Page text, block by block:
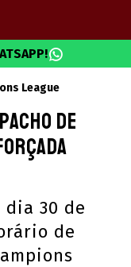
League
de
dia 30 de
de